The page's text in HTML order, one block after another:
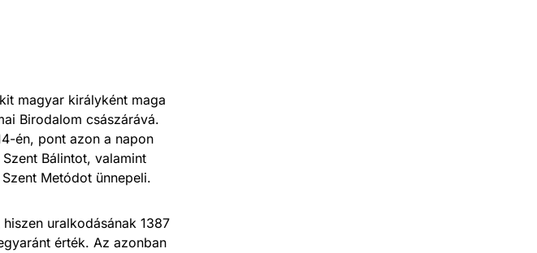
magyar királyként maga
Birodalom császárává.
én, pont azon a napon
Bálintot, valamint
Metódot ünnepeli.
uralkodásának 1387
érték. Az azonban